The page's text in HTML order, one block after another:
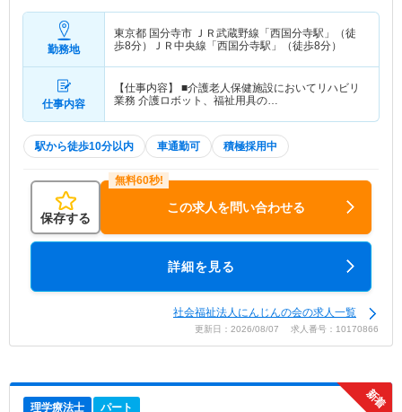
勤務地
東京都 国分寺市 ＪＲ武蔵野線「西国分寺駅」（徒
歩8分）ＪＲ中央線「西国分寺駅」（徒歩8分）
仕事内容
【仕事内容】 ■介護老人保健施設においてリハビリ
業務 介護ロボット、福祉用具の…
駅から徒歩10分以内 車通勤可 積極採用中
保存する
この求人を問い合わせる
詳細を見る
社会福祉法人にんじんの会の求人一覧
更新日：2026/08/07 求人番号：10170866
理学療法士 パート